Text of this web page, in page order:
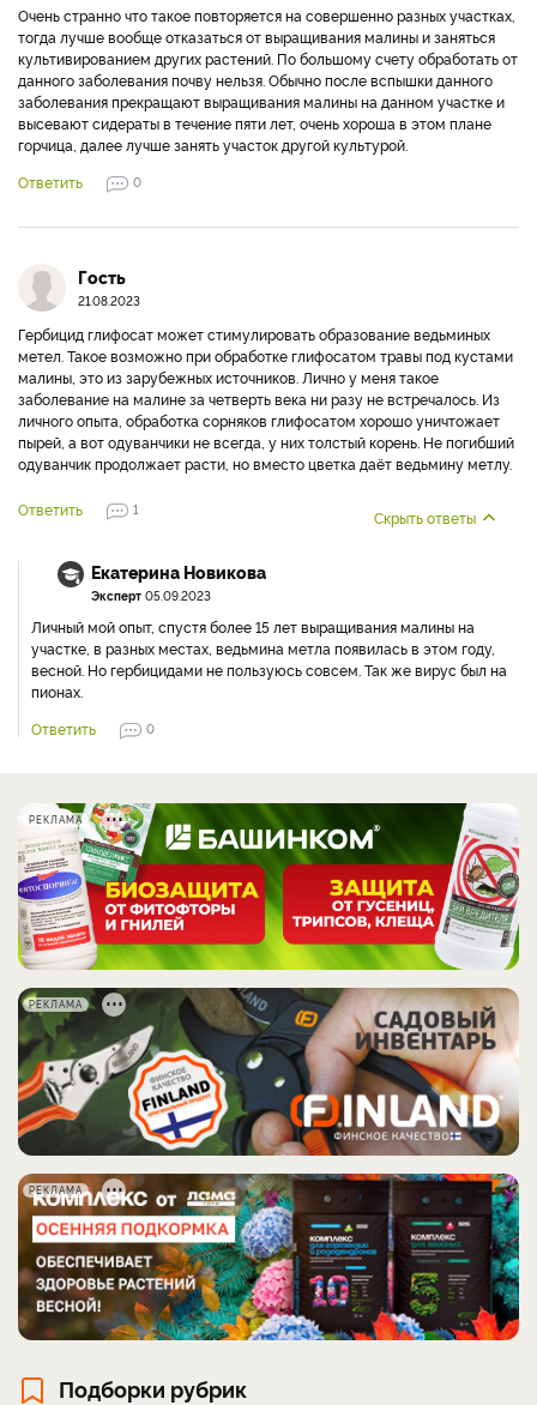
Очень странно что такое повторяется на совершенно разных участках,
тогда лучше вообще отказаться от выращивания малины и заняться
культивированием других растений. По большому счету обработать от
данного заболевания почву нельзя. Обычно после вспышки данного
заболевания прекращают выращивания малины на данном участке и
высевают сидераты в течение пяти лет, очень хороша в этом плане
горчица, далее лучше занять участок другой культурой.
Ответить
0
Гость
21.08.2023
Гербицид глифосат может стимулировать образование ведьминых
метел. Такое возможно при обработке глифосатом травы под кустами
малины, это из зарубежных источников. Лично у меня такое
заболевание на малине за четверть века ни разу не встречалось. Из
личного опыта, обработка сорняков глифосатом хорошо уничтожает
пырей, а вот одуванчики не всегда, у них толстый корень. Не погибший
одуванчик продолжает расти, но вместо цветка даёт ведьмину метлу.
Ответить 1 Скрыть ответы
Екатерина Новикова
Эксперт 05.09.2023
Личный мой опыт, спустя более 15 лет выращивания малины на
участке, в разных местах, ведьмина метла появилась в этом году,
весной. Но гербицидами не пользуюсь совсем. Так же вирус был на
пионах.
Ответить
0
РЕКЛАМА
РЕКЛАМА
РЕКЛАМА
Подборки рубрик